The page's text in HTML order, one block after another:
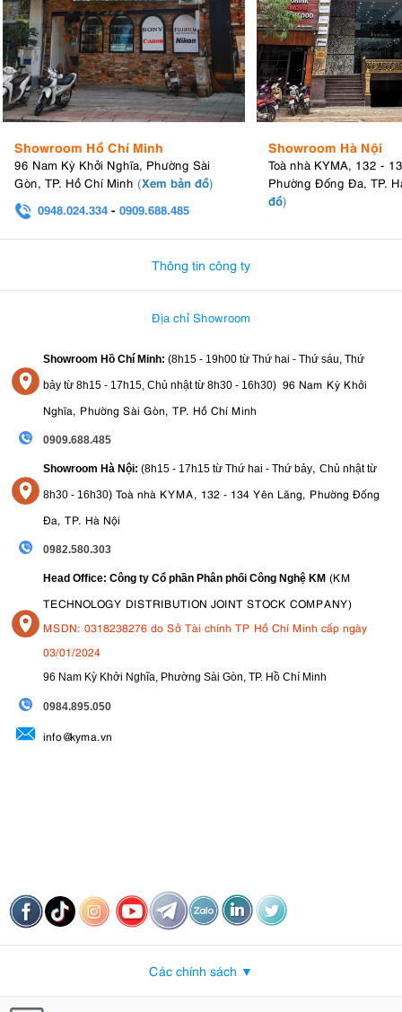
Showroom Hồ Chí Minh
96 Nam Kỳ Khởi Nghĩa, Phường Sài
Gòn, TP. Hồ Chí Minh (Xem bản đồ)
0948.024.334 - 0909.688.485
Showroom Hà Nội
Toà nhà KYMA, 132 -
Phường Đống Đa, TP.
đồ)
Thông tin công ty
Địa chỉ Showroom
Showroom Hồ Chí Minh: (8h15 - 19h00 từ Thứ hai - Thứ sáu, Thứ
bảy từ 8h15 - 17h15, Chủ nhật từ 8h30 - 16h30) 96 Nam Kỳ Khởi
Nghĩa, Phường Sài Gòn, TP. Hồ Chí Minh
0909.688.485
Showroom Hà Nội: (8h15 - 17h15 từ Thứ hai - Thứ bảy, Chủ nhật từ
8h30 - 16h30) Toà nhà KYMA, 132 - 134 Yên Lãng, Phường Đống
Đa, TP. Hà Nội
0982.580.303
Head Office: Công ty Cổ phần Phân phối Công Nghệ KM (KM
TECHNOLOGY DISTRIBUTION JOINT STOCK COMPANY)
MSDN: 0318238276 do Sở Tài chính TP Hồ Chí Minh cấp ngày
03/01/2024
96 Nam Kỳ Khởi Nghĩa, Phường Sài Gòn, TP. Hồ Chí Minh
0984.895.050
info@kyma.vn
Các chính sách ▼